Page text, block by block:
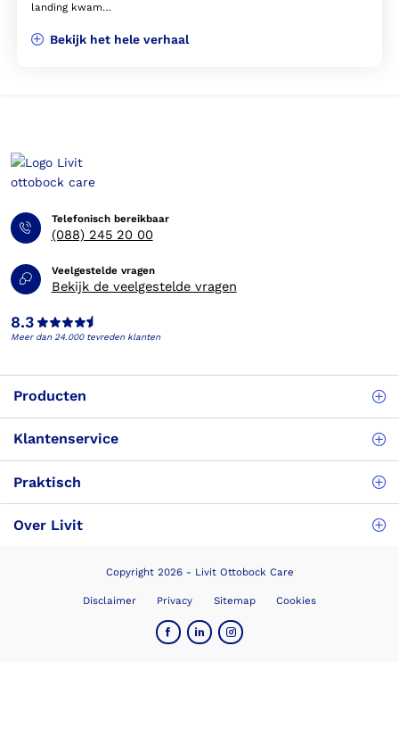
landing kwam…
Bekijk het hele verhaal
Telefonisch bereikbaar
(088) 245 20 00
Veelgestelde vragen
Bekijk de veelgestelde vragen
8.3
Meer dan 24.000 tevreden klanten
Producten
Klantenservice
Praktisch
Over Livit
Copyright 2026 - Livit Ottobock Care
Disclaimer Privacy Sitemap Cookies